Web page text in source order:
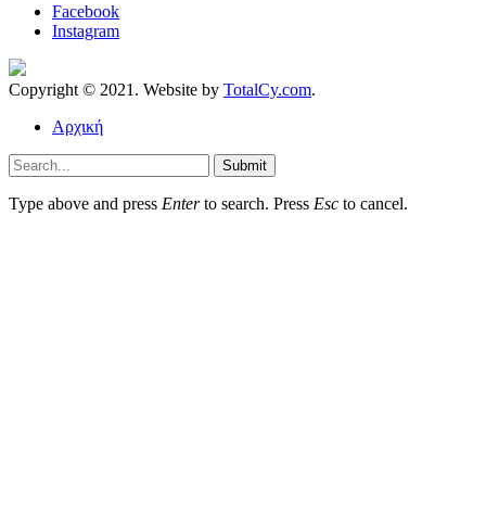
Facebook
Instagram
Copyright © 2021. Website by TotalCy.com.
Αρχική
Submit
Type above and press Enterto search. Press Esc to cancel.